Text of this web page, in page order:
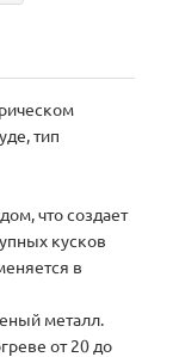
тип
что создает
кусков
в
металл.
от 20 до